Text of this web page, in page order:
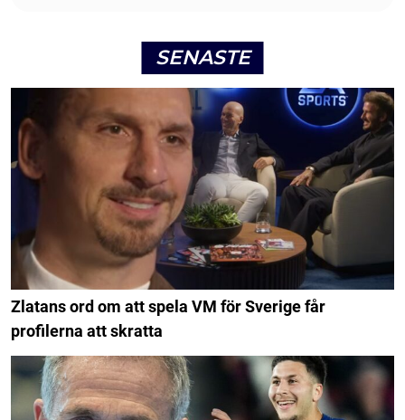
SENASTE
Zlatans ord om att spela VM för Sverige får
profilerna att skratta